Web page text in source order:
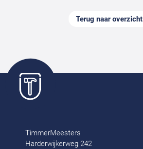
Terug naar overzicht
TimmerMeesters
Harderwijkerweg 242